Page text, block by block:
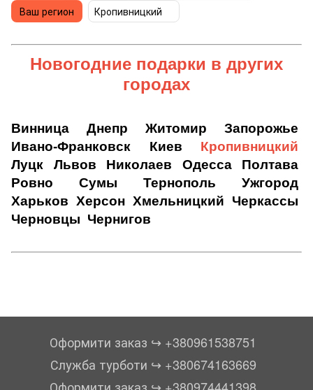
Новогодние подарки в других
городах
Винница Днепр Житомир
Запорожье
Ивано-Франковск
Киев
Кропивницкий
Луцк
Львов Николаев Одесса
Полтава
Ровно
Сумы Тернополь
Ужгород
Харьков Херсон Хмельницкий
Черкассы
Черновцы Чернигов
Ваш регион Кропивницкий
Оформити заказ ↪︎ +380961538751
Служба турботи ↪︎ +380674163669